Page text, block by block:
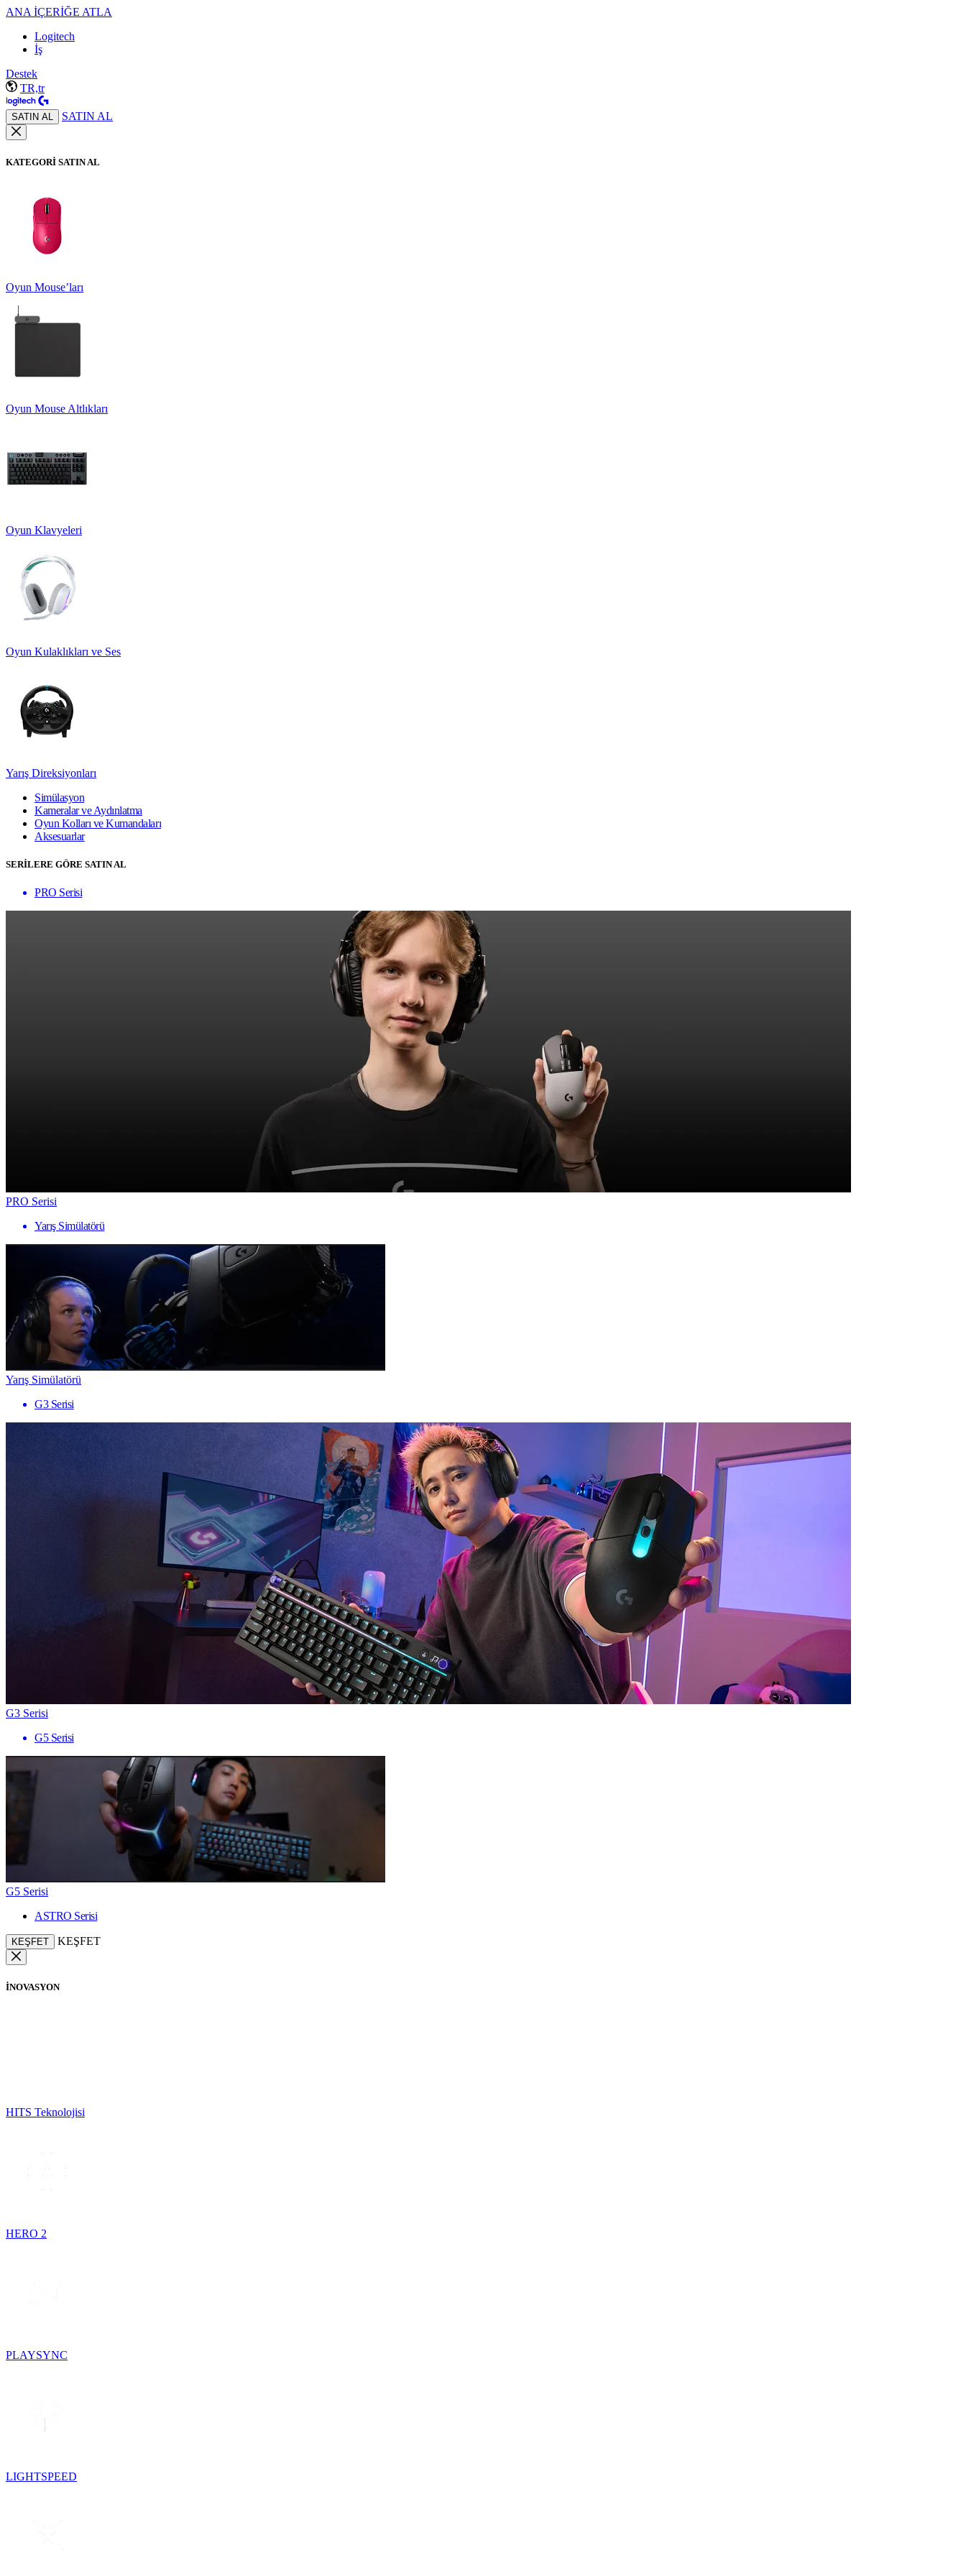
ANA İÇERİĞE ATLA
Logitech
İş
Destek
TR,tr
SATIN AL SATIN AL
KATEGORİ SATIN AL
Oyun Mouse’ları
Oyun Mouse Altlıkları
Oyun Klavyeleri
Oyun Kulaklıkları ve Ses
Yarış Direksiyonları
Simülasyon
Kameralar ve Aydınlatma
Oyun Kolları ve Kumandaları
Aksesuarlar
SERİLERE GÖRE SATIN AL
PRO Serisi
PRO Serisi
Yarış Simülatörü
Yarış Simülatörü
G3 Serisi
G3 Serisi
G5 Serisi
G5 Serisi
ASTRO Serisi
KEŞFET KEŞFET
İNOVASYON
HITS Teknolojisi
HERO 2
PLAYSYNC
LIGHTSPEED